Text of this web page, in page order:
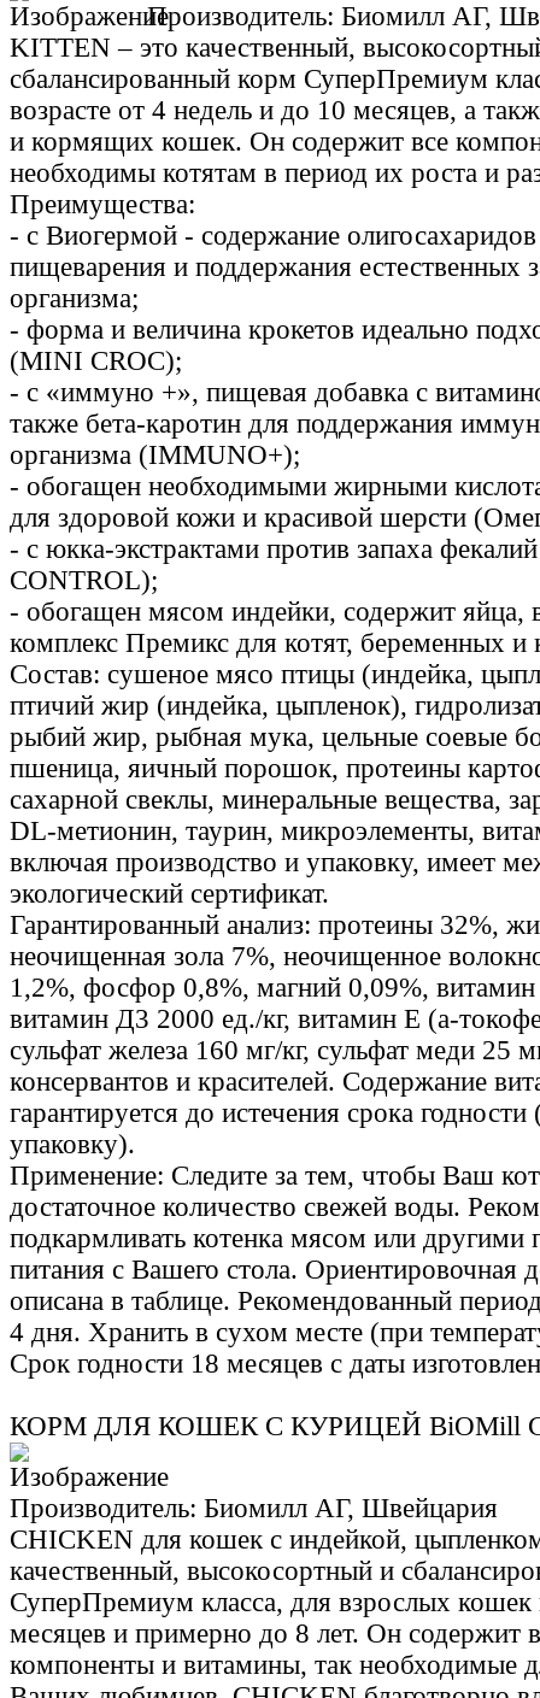
Производитель: Биомилл АГ,
KITTEN – это качественный,
сбалансированный корм СуперПремиум
возрасте от 4 недель и до 10 месяцев, а
и кормящих кошек. Он содержит все
необходимы котятам в период их роста и
Преимущества:
- с Виогермой - содержание
пищеварения и поддержания естественных
организма;
- форма и величина крокетов идеально
(MINI CROC);
- с «иммуно +», пищевая добавка с
также бета-каротин для поддержания
организма (IMMUNO+);
- обогащен необходимыми жирными
для здоровой кожи и красивой шерсти
- с юкка-экстрактами против запаха
CONTROL);
- обогащен мясом индейки, содержит яйца,
комплекс Премикс для котят, беременных
Состав: сушеное мясо птицы (индейка,
птичий жир (индейка, цыпленок),
рыбий жир, рыбная мука, цельные соевые
пшеница, яичный порошок, протеины
сахарной свеклы, минеральные вещества,
DL-метионин, таурин, микроэлементы,
включая производство и упаковку, имеет
экологический сертификат.
Гарантированный анализ: протеины 32%,
неочищенная зола 7%, неочищенное
1,2%, фосфор 0,8%, магний 0,09%,
витамин Д3 2000 ед./кг, витамин Е (а-
сульфат железа 160 мг/кг, сульфат меди 25
консервантов и красителей. Содержание
гарантируется до истечения срока годности
упаковку).
Применение: Следите за тем, чтобы Ваш
достаточное количество свежей воды.
подкармливать котенка мясом или другими
питания с Вашего стола. Ориентировочная
описана в таблице. Рекомендованный
4 дня. Хранить в сухом месте (при
Срок годности 18 месяцев с даты
КОРМ ДЛЯ КОШЕК С КУРИЦЕЙ BiOMill
Производитель: Биомилл АГ, Швейцария
CHICKEN для кошек с индейкой,
качественный, высокосортный и
СуперПремиум класса, для взрослых кошек
месяцев и примерно до 8 лет. Он содержит
компоненты и витамины, так необходимые